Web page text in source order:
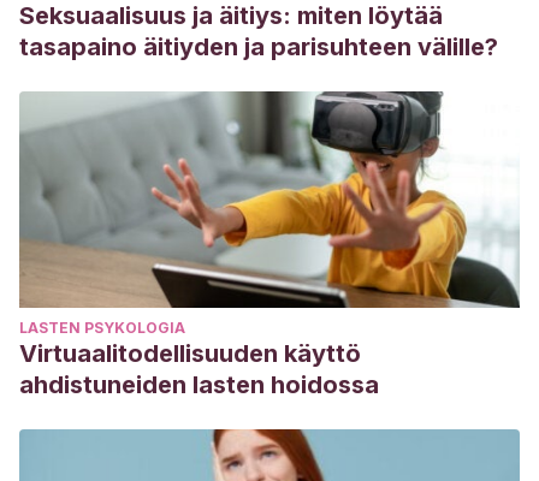
Seksuaalisuus ja äitiys: miten löytää
tasapaino äitiyden ja parisuhteen välille?
LASTEN PSYKOLOGIA
Virtuaalitodellisuuden käyttö
ahdistuneiden lasten hoidossa